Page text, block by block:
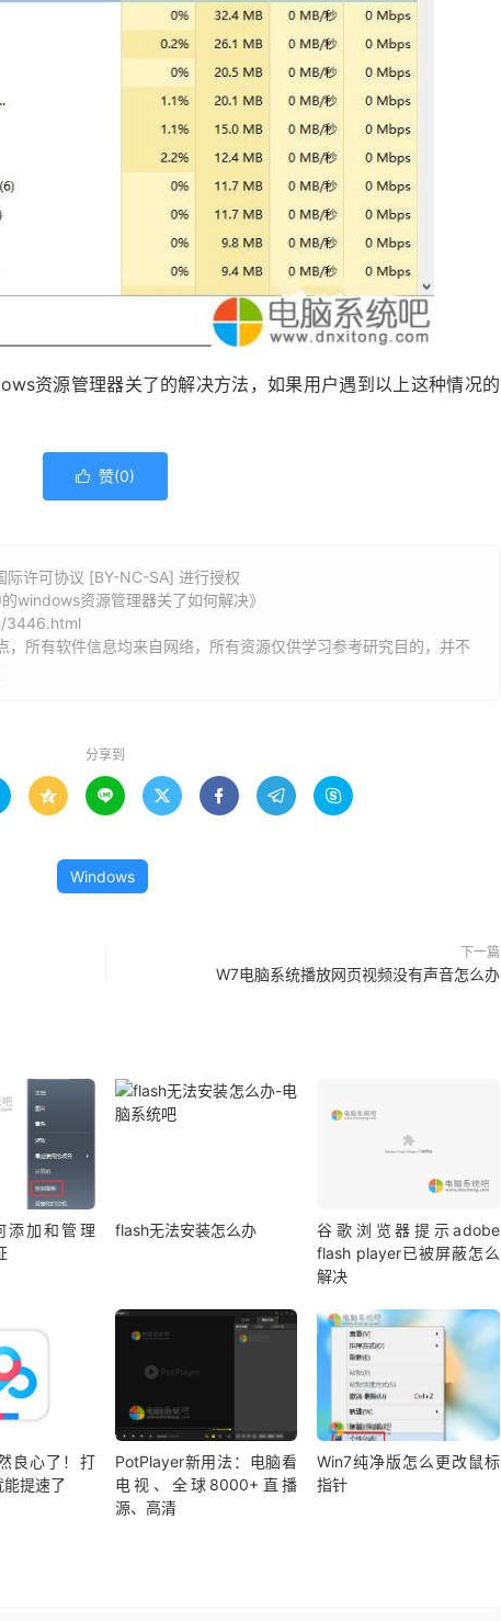
资源管理器关了的解决方法，如果用户遇到以上这种情况的
 赞(0)
许可协议 [BY-NC-SA] 进行授权
windows资源管理器关了如何解决》
3446.html
，所有软件信息均来自网络，所有资源仅供学习参考研究目的，并不
分享到
     
Windows
下一篇
W7电脑系统播放网页视频没有声音怎么办
添加和管理
flash无法安装怎么办
谷歌浏览器提示adobe
flash player已被屏蔽怎么
解决
良心了！打
提速了
PotPlayer新用法：电脑看
电视、全球8000+直播
源、高清
Win7纯净版怎么更改鼠标
指针